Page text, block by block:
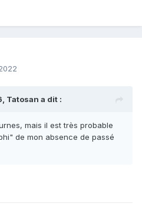
Tatosan a dit :
mais il est très probable
de mon absence de passé